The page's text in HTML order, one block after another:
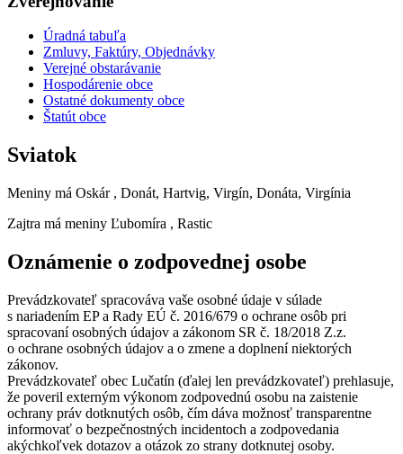
Úradná tabuľa
Zmluvy, Faktúry, Objednávky
Verejné obstarávanie
Hospodárenie obce
Ostatné dokumenty obce
Štatút obce
Sviatok
Meniny má Oskár , Donát, Hartvig, Virgín, Donáta, Virgínia
Zajtra má meniny Ľubomíra , Rastic
Oznámenie o zodpovednej osobe
Prevádzkovateľ spracováva vaše osobné údaje v súlade
s nariadením EP a Rady EÚ č. 2016/679 o ochrane osôb pri
spracovaní osobných údajov a zákonom SR č. 18/2018 Z.z.
o ochrane osobných údajov a o zmene a doplnení niektorých
zákonov.
Prevádzkovateľ obec Lučatín (ďalej len prevádzkovateľ) prehlasuje,
že poveril externým výkonom zodpovednú osobu na zaistenie
ochrany práv dotknutých osôb, čím dáva možnosť transparentne
informovať o bezpečnostných incidentoch a zodpovedania
akýchkoľvek dotazov a otázok zo strany dotknutej osoby.